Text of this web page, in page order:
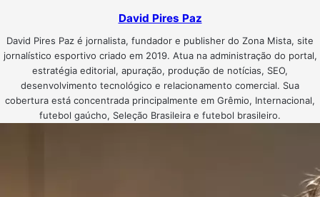
David Pires Paz
David Pires Paz é jornalista, fundador e publisher do Zona Mista, site
jornalístico esportivo criado em 2019. Atua na administração do portal,
estratégia editorial, apuração, produção de notícias, SEO,
desenvolvimento tecnológico e relacionamento comercial. Sua
cobertura está concentrada principalmente em Grêmio, Internacional,
futebol gaúcho, Seleção Brasileira e futebol brasileiro.